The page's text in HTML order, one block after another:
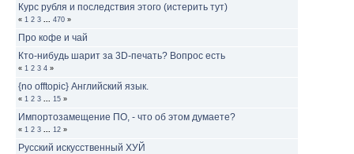
Курс рубля и последствия этого (истерить тут)
« 1 2 3 470 »
Про кофе и чай
Кто-нибудь шарит за 3D-печать? Вопрос есть
« 1 2 3 4 »
{no offtopic} Английский язык.
« 1 2 3 15 »
Импортозамещение ПО, - что об этом думаете?
« 1 2 3 12 »
Русский искусственный ХУЙ